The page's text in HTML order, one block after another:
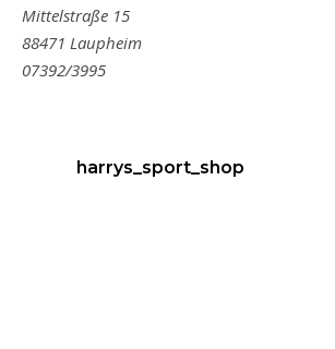
Mittelstraße 15
88471 Laupheim
07392/3995
harrys_sport_shop